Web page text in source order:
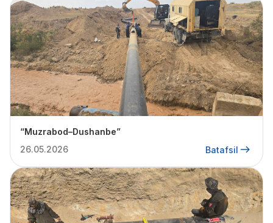
“Muzrabod–Dushanbe”
26.05.2026
Batafsil